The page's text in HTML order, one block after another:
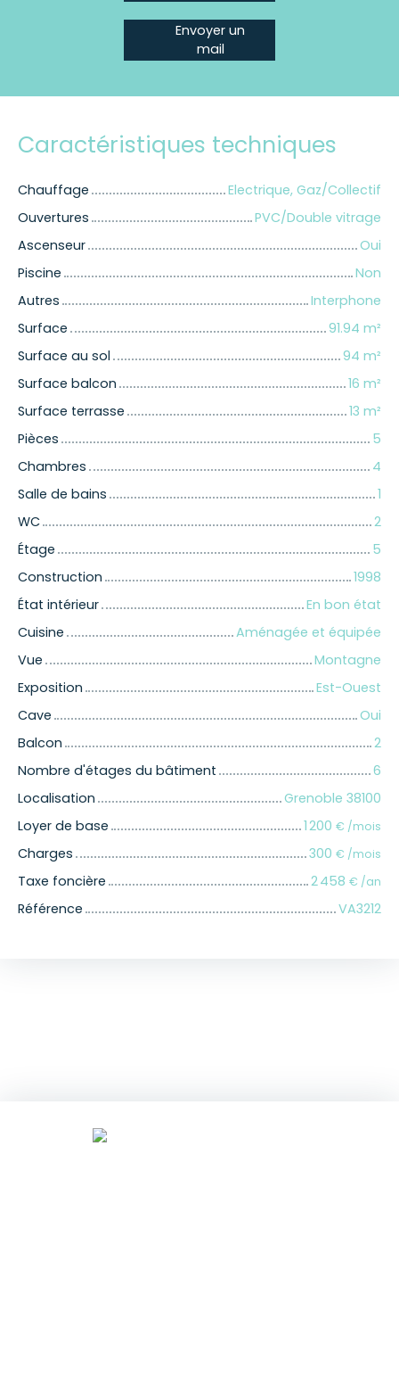
Envoyer un
mail
Caractéristiques techniques
Chauffage
Electrique, Gaz/Collectif
Ouvertures
PVC/Double vitrage
Ascenseur
Oui
Piscine
Non
Autres
Interphone
Surface
91.94 m²
Surface au sol
94 m²
Surface balcon
16 m²
Surface terrasse
13 m²
Pièces
5
Chambres
4
Salle de bains
1
WC
2
Étage
5
Construction
1998
État intérieur
En bon état
Cuisine
Aménagée et équipée
Vue
Montagne
Exposition
Est-Ouest
Cave
Oui
Balcon
2
Nombre d'étages du bâtiment
6
Localisation
Grenoble 38100
Loyer de base
1 200 € /mois
Charges 300 € /mois
Taxe foncière 2 458 € /an
Référence VA3212